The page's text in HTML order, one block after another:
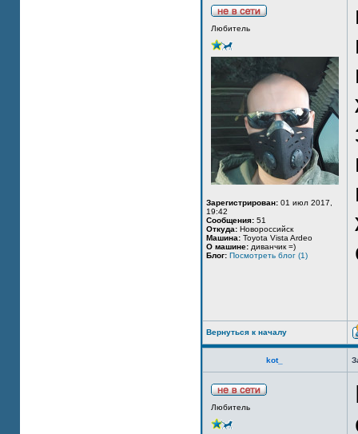
Любитель
Зарегистрирован: 01 июл 2017,
19:42
Сообщения: 51
Откуда: Новороссийск
Машина: Toyota Vista Ardeo
О машине: диванчик =)
Блог: Посмотреть блог (1)
Вернуться к началу
kot_
Любитель